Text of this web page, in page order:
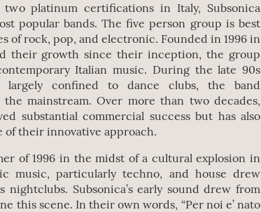
platinum certifications in Italy, Subsonica
popular bands. The five person group is best
of rock, pop, and electronic. Founded in 1996 in
their growth since their inception, the group
Italian music. During the late 90s
largely confined to dance clubs, the band
mainstream. Over more than two decades,
substantial commercial success but has also
of their innovative approach.
of 1996 in the midst of a cultural explosion in
music, particularly techno, and house drew
nightclubs. Subsonica’s early sound drew from
this scene. In their own words, “Per noi e’ nato